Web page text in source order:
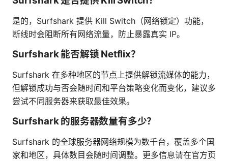
是的，Surfshark 提供 Kill Switch（网络锁定）功能，
断线时会阻断所有网络流量，防止暴露真实 IP。
Surfshark 能否解锁 Netflix？
Surfshark 在多种地区的节点上提供解锁流媒体的能力，
但解锁成功与否会随时间和平台策略变化而变化，建议多
尝试不同服务器来获取最佳效果。
Surfshark 的服务器数量有多少？
Surfshark 的全球服务器网络规模为数千台，覆盖多个国
家和地区，具体数目会随时间调整。更多信息请在官方页